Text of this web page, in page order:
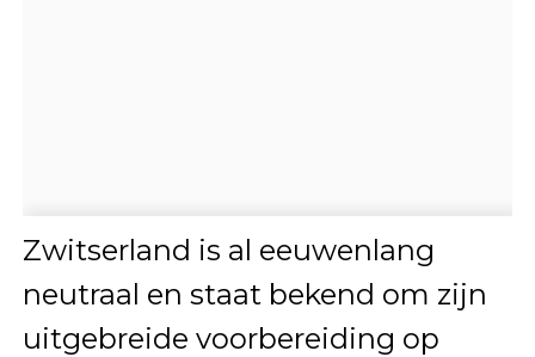
Zwitserland is al eeuwenlang
neutraal en staat bekend om zijn
uitgebreide voorbereiding op